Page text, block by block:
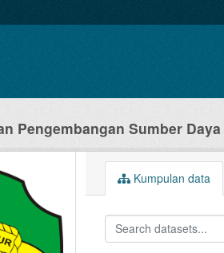
Pengembangan Sumber
Kumpulan data